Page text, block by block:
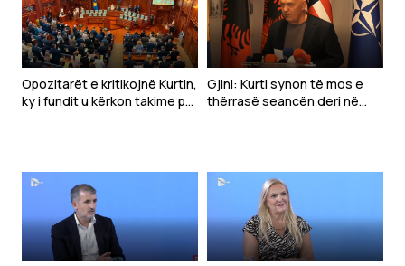
Opozitarët e kritikojnë Kurtin,
ky i fundit u kërkon takime për
Gjini: Kurti synon të mos e
thërrasë seancën deri në